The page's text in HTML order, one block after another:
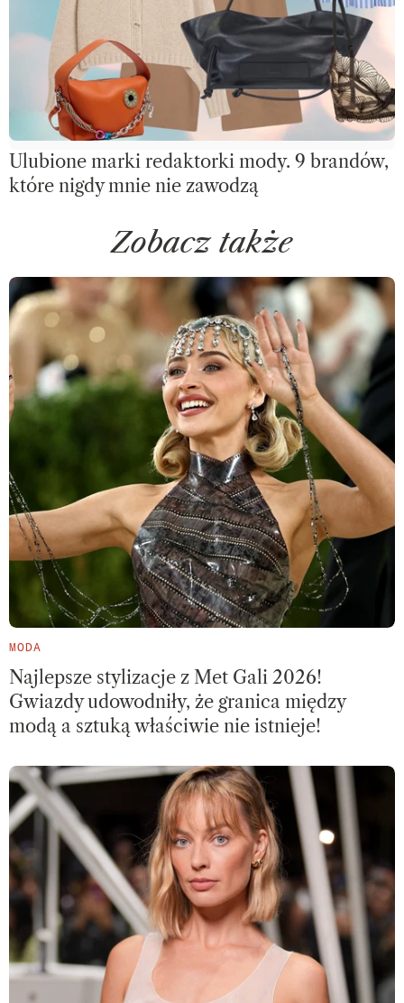
Ulubione marki redaktorki mody. 9 brandów,
które nigdy mnie nie zawodzą
Zobacz także
MODA
Najlepsze stylizacje z Met Gali 2026!
Gwiazdy udowodniły, że granica między
modą a sztuką właściwie nie istnieje!